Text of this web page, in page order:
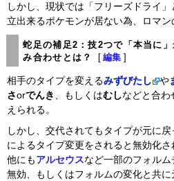
しかし、現状では「フリーズドライ
立出来るポケモンが居ない為、ロマン
蛇足の補足2：技2つで「本当に
み合わせとは？
[ 編集 ]
相手のタイプを変えるみずびたし や
さorでんき 、もしくはむしなどと合わ
えられる。
しかし、交代されてもタイプが元に
によるタイプ変更をされると無効化さ
他にも アルセウスなど一部のフォル
無効、もしくはフォルムの変化と共